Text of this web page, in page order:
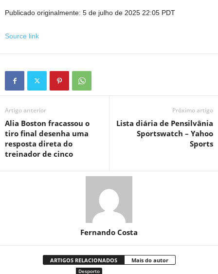
Publicado originalmente: 5 de julho de 2025 22:05 PDT
Source link
Artigo anterior
Alia Boston fracassou o
tiro final desenha uma
resposta direta do
treinador de cinco
Próximo artigo
Lista diária de Pensilvânia
Sportswatch – Yahoo
Sports
Fernando Costa
ARTIGOS RELACIONADOS Mais do autor
Desporto